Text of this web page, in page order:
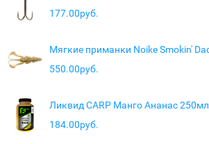
177.00руб.
550.00руб.
Ликвид CARP Манго Ананас 250мл
184.00руб.